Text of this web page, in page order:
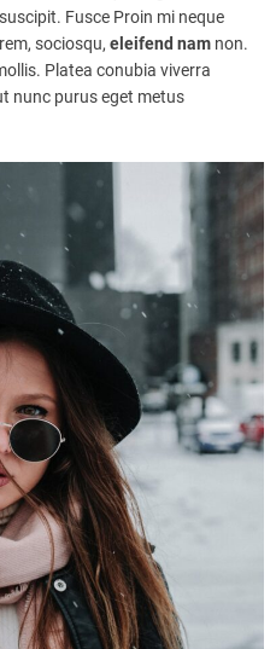
Fusce Proin mi neque
sociosqu, eleifend nam non.
Platea conubia viverra
nunc purus eget metus